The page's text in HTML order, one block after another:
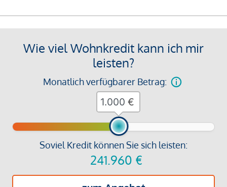
Wie viel Wohnkredit kann ich mir
leisten?
Monatlich verfügbarer Betrag:
Soviel Kredit können Sie sich leisten:
241.960 €
€